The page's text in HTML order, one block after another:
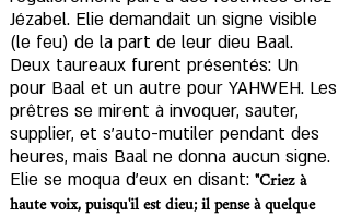
Jézabel. Elie demandait un signe visible
(le feu) de la part de leur dieu Baal.
Deux taureaux furent présentés: Un
pour Baal et un autre pour YAHWEH. Les
prêtres se mirent à invoquer, sauter,
supplier, et s’auto-mutiler pendant des
heures, mais Baal ne donna aucun signe.
Elie se moqua d'eux en disant: "Criez à
haute voix, puisqu'il est dieu; il pense à quelque